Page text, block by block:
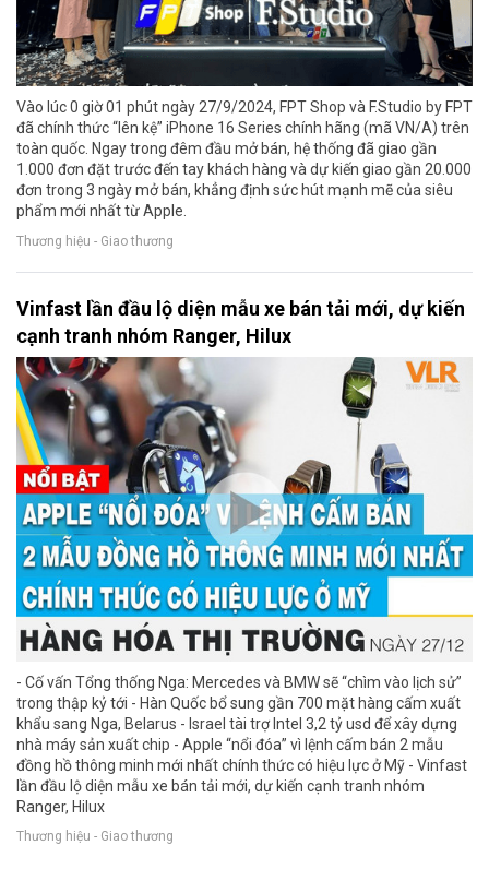
Vào lúc 0 giờ 01 phút ngày 27/9/2024, FPT Shop và F.Studio by FPT
đã chính thức “lên kệ” iPhone 16 Series chính hãng (mã VN/A) trên
toàn quốc. Ngay trong đêm đầu mở bán, hệ thống đã giao gần
1.000 đơn đặt trước đến tay khách hàng và dự kiến giao gần 20.000
đơn trong 3 ngày mở bán, khẳng định sức hút mạnh mẽ của siêu
phẩm mới nhất từ Apple.
Thương hiệu - Giao thương
Vinfast lần đầu lộ diện mẫu xe bán tải mới, dự kiến
cạnh tranh nhóm Ranger, Hilux
- Cố vấn Tổng thống Nga: Mercedes và BMW sẽ “chìm vào lịch sử”
trong thập kỷ tới - Hàn Quốc bổ sung gần 700 mặt hàng cấm xuất
khẩu sang Nga, Belarus - Israel tài trợ Intel 3,2 tỷ usd để xây dựng
nhà máy sản xuất chip - Apple “nổi đóa” vì lệnh cấm bán 2 mẫu
đồng hồ thông minh mới nhất chính thức có hiệu lực ở Mỹ - Vinfast
lần đầu lộ diện mẫu xe bán tải mới, dự kiến cạnh tranh nhóm
Ranger, Hilux
Thương hiệu - Giao thương